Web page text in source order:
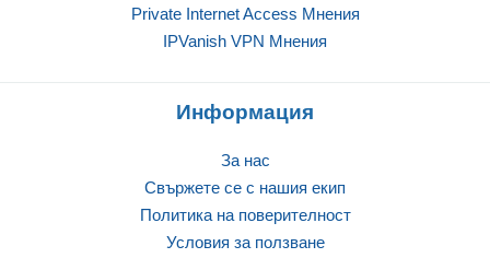
Private Internet Access Mнения
IPVanish VPN Mнения
Информация
За нас
Свържете се с нашия екип
Политика на поверителност
Условия за ползване